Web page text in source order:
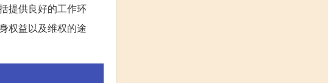
提供良好的工作环
权益以及维权的途